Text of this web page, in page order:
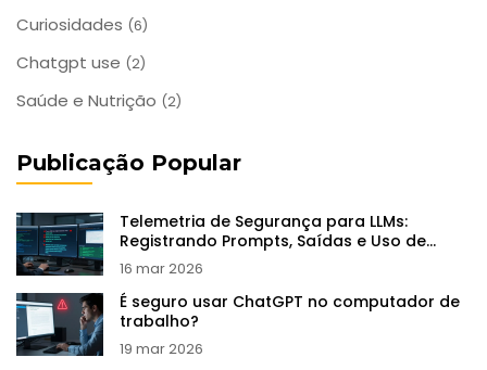
Curiosidades (6)
Chatgpt use (2)
Saúde e Nutrição (2)
Publicação Popular
Telemetria de Segurança para LLMs:
Registrando Prompts, Saídas e Uso de
Ferramentas
16 mar 2026
É seguro usar ChatGPT no computador de
trabalho?
19 mar 2026